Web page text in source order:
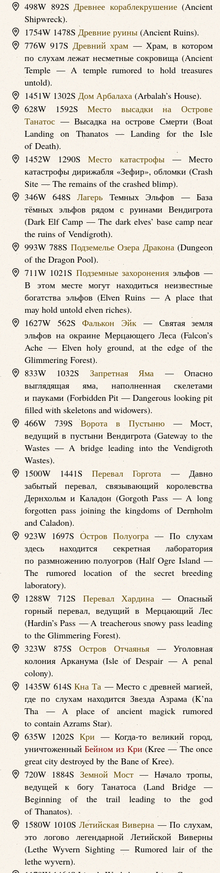
498W 892S Древнее кораблекрушение(Ancient
Shipwreck).
1754W 1478S Древние руины (Ancient Ruins).
776W 917S Древний храм — Храм, в котором
по слухам лежат несметные сокровища (Ancient
Temple — A temple rumored to hold treasures
untold).
1451W 1302S Дом Арбалаха (Arbalah’s House).
628W 1592SМесто высадки на Острове
Танатос — Высадка на острове Смерти (Boat
Landing on Thanatos — Landing for the Isle
of Death).
1452W 1290SМесто катастрофы— Место
катастрофы дирижабля «Зефир», обломки (Crash
Site — The remains of the crashed blimp).
346W 648SЛагерь Темных Эльфов — База
тёмных эльфов рядом с руинами Вендигрота
(Dark Elf Camp — The dark elves’ base camp near
the ruins of Vendigroth).
993W 788S Подземелье Озера Дракона(Dungeon
of the Dragon Pool).
711W 1021S Подземные захоронения эльфов —
В этом месте могут находиться неизвестные
богатства эльфов (Elven Ruins — A place that
may hold untold elven riches).
1627W 562S Фалькон Эйк— Святая земля
эльфов на окраине Мерцающего Леса (Falcon’s
Ache — Elven holy ground, at the edge of the
Glimmering Forest).
833W 1032S Запретная Яма — Опасно
выглядящая яма, наполненная скелетами
и пауками (Forbidden Pit — Dangerous looking pit
filled with skeletons and widowers).
466W 739SВорота в Пустыню — Мост,
ведущий в пустыни Вендигрота (Gateway to the
Wastes — A bridge leading into the Vendigroth
Wastes).
1500W 1441S Перевал Горгота — Давно
забытый перевал, связывающий королевства
Дернхольм и Каладон (Gorgoth Pass — A long
forgotten pass joining the kingdoms of Dernholm
and Caladon).
923W 1697S Остров Полуогра — По слухам
здесь находится секретная лаборатория
по размножению полуогров (Half Ogre Island —
The rumored location of the secret breeding
laboratory).
1288W 712S Перевал Хардина — Опасный
горный перевал, ведущий в Мерцающий Лес
(Hardin’s Pass — A treacherous snowy pass leading
to the Glimmering Forest).
323W 875S Остров Отчаянья — Уголовная
колония Арканума (Isle of Despair — A penal
colony).
1435W 614SКна Та— Место с древней магией,
где по слухам находится Звезда Азрама (K’na
Tha — A place of ancient magick rumored
to contain Azrams Star).
635W 1202S Кри — Когда-то великий город,
уничтоженныйБейном из Кри(Kree — The once
great city destroyed by the Bane of Kree).
720W 1884S Земной Мост — Начало тропы,
ведущей к богу Танатоса (Land Bridge —
Beginning of the trail leading to the god
of Thanatos).
1580W 1010S Летийская Виверна — По слухам,
это логово легендарной Летийской Виверны
(Lethe Wyvern Sighting — Rumored lair of the
lethe wyvern).